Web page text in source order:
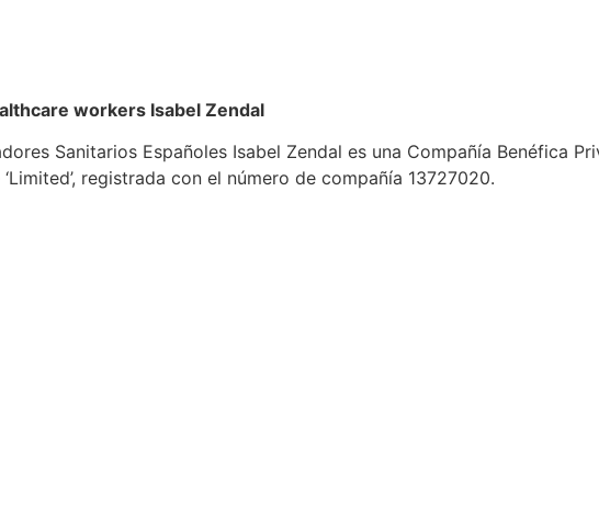
workers Isabel Zendal
Sanitarios Españoles Isabel Zendal es una Compañía Benéfica
registrada con el número de compañía 13727020.